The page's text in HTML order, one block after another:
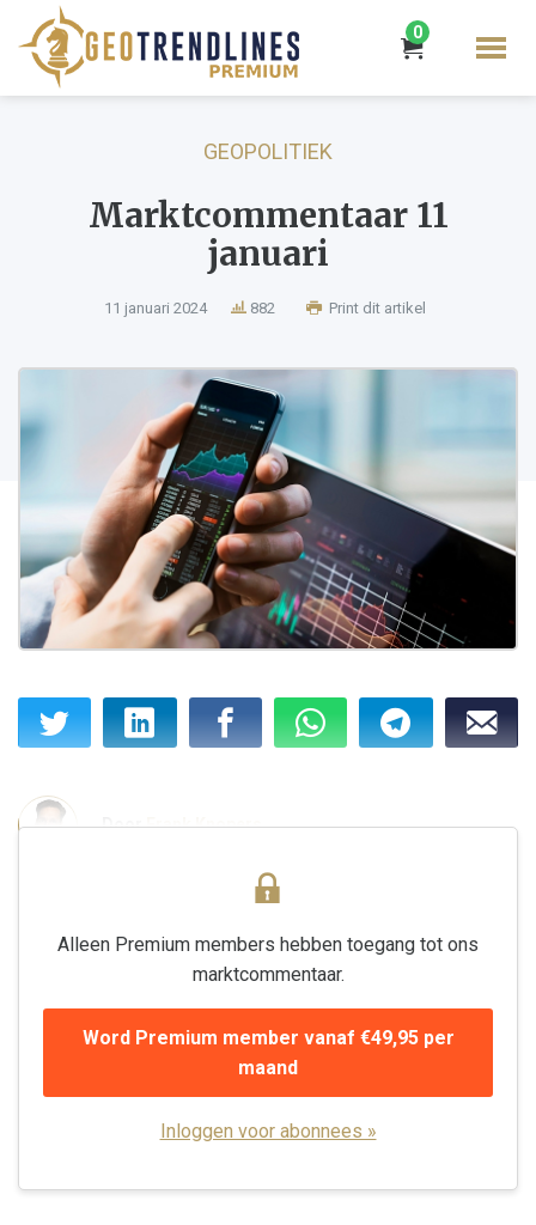
0
GEOPOLITIEK
Marktcommentaar 11
januari
11 januari 2024 882 Print dit artikel
DoorFrank Knopers
Alleen Premium members hebben toegang tot ons
marktcommentaar.
Word Premium member vanaf €49,95 per
maand
Inloggen voor abonnees »